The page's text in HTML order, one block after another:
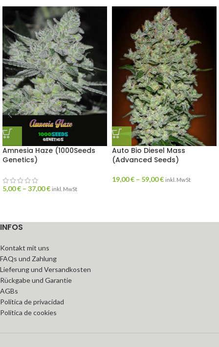
Amnesia Haze (1000Seeds
Genetics)
5,00€ – 37,00€ inkl. MwSt
Auto Bio Diesel Mass
(Advanced Seeds)
19,00€ – 59,00€ inkl. MwSt
INFOS
Kontakt mit uns
FAQs und Zahlung
Lieferung und Versandkosten
Rückgabe und Garantie
AGBs
Política de privacidad
Política de cookies